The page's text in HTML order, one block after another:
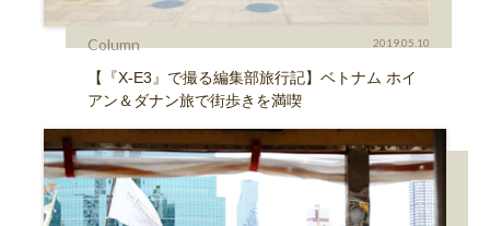
Column 2019.05.10
【『X-E3』で撮る編集部旅行記】ベトナム ホイ
アン＆ダナン旅で街歩きを満喫